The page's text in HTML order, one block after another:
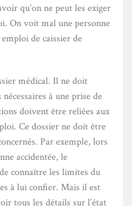
qu’on ne peut les exiger
On voit mal une personne
de caissier de
médical. Il ne doit
à une prise de
doivent être reliées aux
Ce dossier ne doit être
Par exemple, lors
accidentée, le
connaître les limites du
à lui confier. Mais il est
tous les détails sur l’état